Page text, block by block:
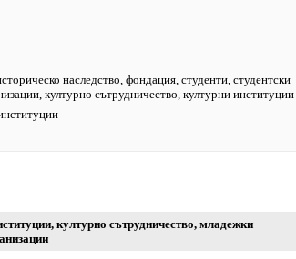
наследство, фондация, студенти, студентски
, културно сътрудничество, културни институции
, културно сътрудничество, младежки